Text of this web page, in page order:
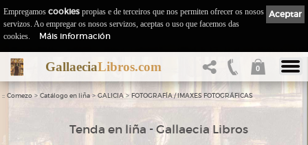
GallaeciaLibros.com 0
:: Comezo > Catálogo en liña > GALICIA> FOTOGRAFÍA / IMAXES FOTOGRÁFICAS
Tenda en liña - Gallaecia Libros
Aceptar
Empregamos cookies propias e de terceiros que nos permiten ofrecer os nosos
servizos. Ao empregar os nosos servizos, aceptas o uso que facemos das
cookies.
Máis información